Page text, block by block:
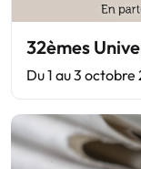
32èmes
Du 1 au 3